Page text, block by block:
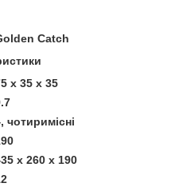
Catch
х 35 х 35
чотиримісні
x 260 x 190